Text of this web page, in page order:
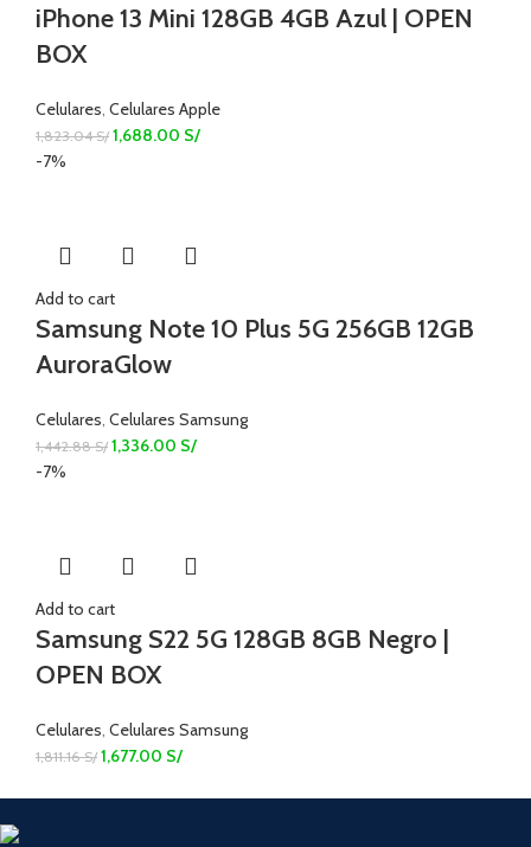
iPhone 13 Mini 128GB 4GB Azul | OPEN
BOX
Celulares Celulares Apple
1,823.04S/ 1,688.00 S/
-7%
Add to cart
Samsung Note 10 Plus 5G 256GB 12GB
AuroraGlow
Celulares Celulares Samsung
1,442.88S/ 1,336.00 S/
-7%
Add to cart
Samsung S22 5G 128GB 8GB Negro |
OPEN BOX
Celulares Celulares Samsung
1,811.16S/ 1,677.00 S/